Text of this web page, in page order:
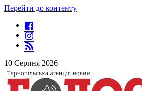
Перейти до контенту
10 Серпня 2026